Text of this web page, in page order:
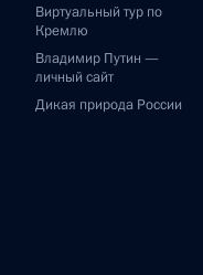
Виртуальный тур по
Кремлю
Владимир Путин —
личный сайт
Дикая природа России